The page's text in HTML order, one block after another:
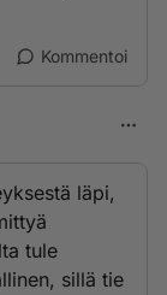
Kommentoi
läpi,
tule
sillä tie